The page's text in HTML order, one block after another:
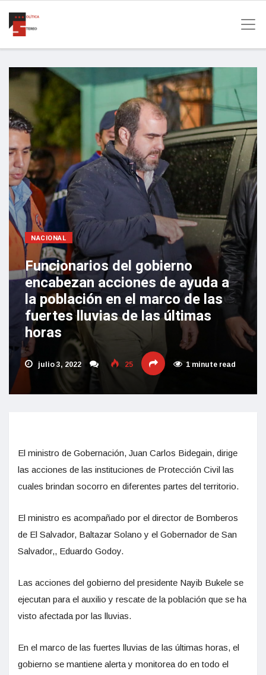
NACIONAL
Funcionarios del gobierno
encabezan acciones de ayuda a
la población en el marco de las
fuertes lluvias de las últimas
horas
julio 3, 2022 25 1 minute read
El ministro de Gobernación, Juan Carlos Bidegain, dirige
las acciones de las instituciones de Protección Civil las
cuales brindan socorro en diferentes partes del territorio.
El ministro es acompañado por el director de Bomberos
de El Salvador, Baltazar Solano y el Gobernador de San
Salvador,, Eduardo Godoy.
Las acciones del gobierno del presidente Nayib Bukele se
ejecutan para el auxilio y rescate de la población que se ha
visto afectada por las lluvias.
En el marco de las fuertes lluvias de las últimas horas, el
gobierno se mantiene alerta y monitorea do en todo el